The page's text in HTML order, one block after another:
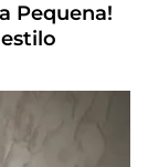
Pequena!